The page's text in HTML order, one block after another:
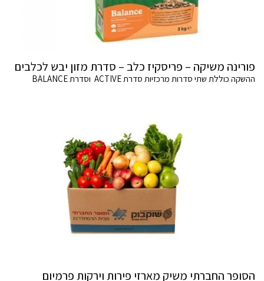
פורינה משיקה – פריסקיז כלב – סדרת מזון יבש לכלבים
ההשקה כוללת שתי סדרות מרכזיות סדרת ACTIVE וסדרת BALANCE
הסופר החברתי משיק מארזי פירות וירקות פרמיום